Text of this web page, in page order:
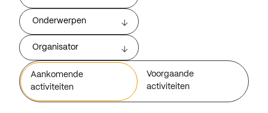
Onderwerpen
Organisator
Aankomende
activiteiten
Voorgaande
activiteiten